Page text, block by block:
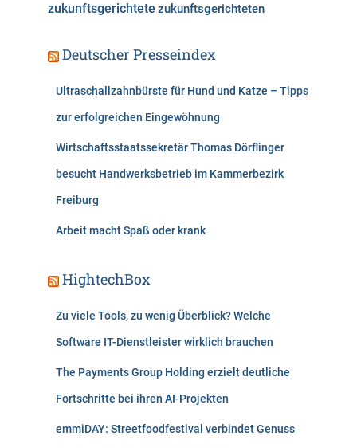
zukunftsgerichtete zukunftsgerichteten
Deutscher Presseindex
Ultraschallzahnbürste für Hund und Katze – Tipps
zur erfolgreichen Eingewöhnung
Wirtschaftsstaatssekretär Thomas Dörflinger
besucht Handwerksbetrieb im Kammerbezirk
Freiburg
Arbeit macht Spaß oder krank
HightechBox
Zu viele Tools, zu wenig Überblick? Welche
Software IT-Dienstleister wirklich brauchen
The Payments Group Holding erzielt deutliche
Fortschritte bei ihren AI-Projekten
emmiDAY: Streetfoodfestival verbindet Genuss